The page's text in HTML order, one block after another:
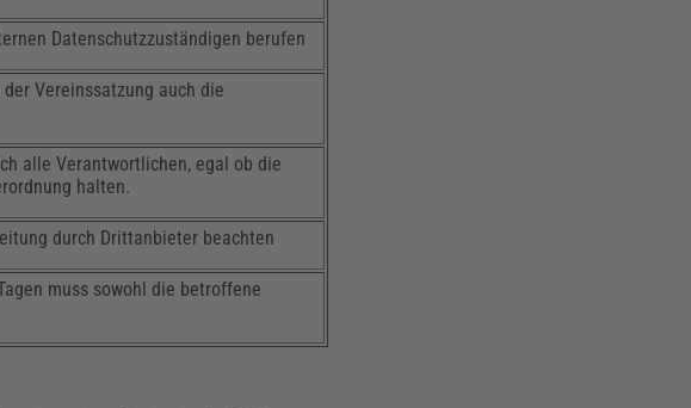
Datenschutzzuständigen berufen
Vereinssatzung auch die
alle Verantwortlichen, egal ob die
halten.
durch Drittanbieter beachten
muss sowohl die betroffene